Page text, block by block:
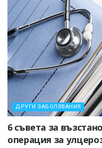
ДРУГИ ЗАБОЛЯВАНИЯ
6 съвета за
операция за